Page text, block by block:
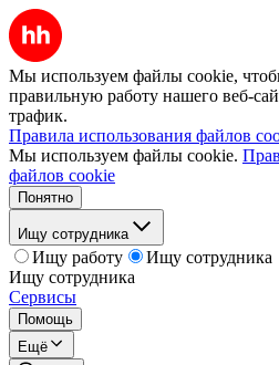
Мы используем файлы cookie,
правильную работу нашего веб-
трафик.
Правила использования файлов
Мы используем файлы cookie.
файлов cookie
Понятно
Ищу сотрудника
Ищу работу
Ищу сотрудника
Ищу сотрудника
Сервисы
Помощь
Ещё